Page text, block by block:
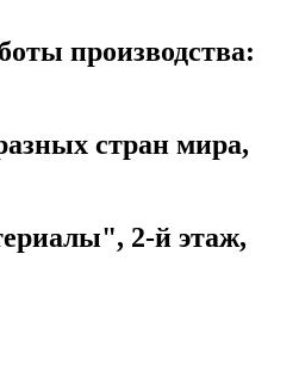
производства:
стран мира,
2-й этаж,